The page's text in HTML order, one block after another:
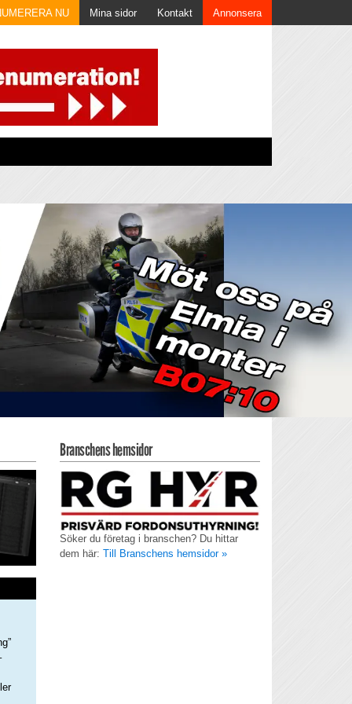
NU Mina sidor Kontakt Annonsera
Branschens hemsidor
Söker du företag i branschen? Du hittar
dem här: Till Branschens hemsidor »